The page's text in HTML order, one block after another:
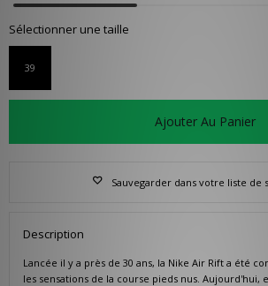
Sélectionner une taille
39
Ajouter Au Panier
Sauvegarder dans votre liste de
Description
Lancée il y a près de 30 ans, la Nike Air Rift a été
les sensations de la course pieds nus. Aujourd'hui,